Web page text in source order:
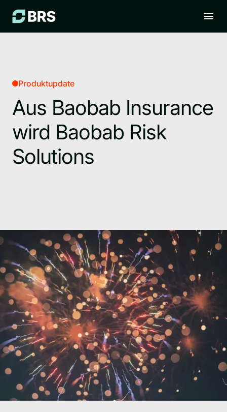
Produktupdate
Aus Baobab Insurance
wird Baobab Risk
Solutions